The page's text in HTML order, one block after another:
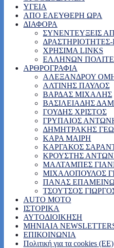
ΥΓΕΙΑ
ΑΠΟ ΕΛΕΥΘΕΡΗ ΩΡΑ
ΔΙΑΦΟΡΑ
ΣΥΝΕΝΤΕΥΞΕΙΣ
ΧΡΗΣΙΜΑ LINKS
ΕΛΛΗΝΩΝ
ΑΡΘΡΟΓΡΑΦΙΑ
ΑΛΕΞΑΝΔΡΟΥ
ΑΛΤΙΝΗΣ ΠΑΥΛΟΣ
ΒΑΡΔΑΣ ΜΙΧΑΛΗΣ
ΒΑΣΙΛΕΙΑΔΗΣ
ΓΟΥΔΗΣ ΧΡΙΣΤΟΣ
ΓΡΥΠΑΙΟΣ
ΔΗΜΗΤΡΑΚΗΣ
ΚΑΡΑ ΜΑΙΡΗ
ΚΑΡΓΑΚΟΣ
ΚΡΟΥΣΤΗΣ
ΜΑΛΤΑΜΠΕΣ
ΜΙΧΑΛΟΠΟΥΛΟΣ
ΠΑΝΑΣ
ΤΣΟΥΤΣΟΣ
AUTO MOTO
ΙΣΤΟΡΙΚΑ
ΑΥΤΟΔΙΟΙΚΗΣΗ
MHNIAIA
ΕΠΙΚΟΙΝΩΝΙΑ
Πολιτική για τα cookies (ΕΕ)